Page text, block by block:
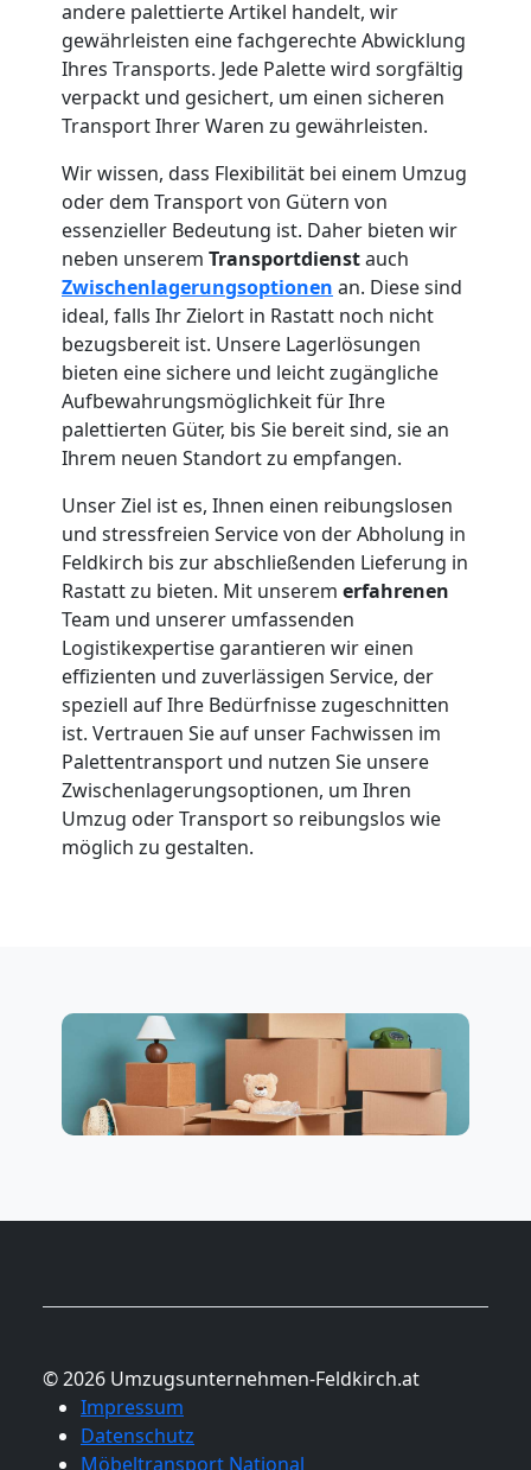
andere palettierte Artikel handelt, wir
gewährleisten eine fachgerechte Abwicklung
Ihres Transports. Jede Palette wird sorgfältig
verpackt und gesichert, um einen sicheren
Transport Ihrer Waren zu gewährleisten.
Wir wissen, dass Flexibilität bei einem Umzug
oder dem Transport von Gütern von
essenzieller Bedeutung ist. Daher bieten wir
neben unserem Transportdienstauch
Zwischenlagerungsoptionen an. Diese sind
ideal, falls Ihr Zielort in Rastatt noch nicht
bezugsbereit ist. Unsere Lagerlösungen
bieten eine sichere und leicht zugängliche
Aufbewahrungsmöglichkeit für Ihre
palettierten Güter, bis Sie bereit sind, sie an
Ihrem neuen Standort zu empfangen.
Unser Ziel ist es, Ihnen einen reibungslosen
und stressfreien Service von der Abholung in
Feldkirch bis zur abschließenden Lieferung in
Rastatt zu bieten. Mit unserem erfahrenen
Team und unserer umfassenden
Logistikexpertise garantieren wir einen
effizienten und zuverlässigen Service, der
speziell auf Ihre Bedürfnisse zugeschnitten
ist. Vertrauen Sie auf unser Fachwissen im
Palettentransport und nutzen Sie unsere
Zwischenlagerungsoptionen, um Ihren
Umzug oder Transport so reibungslos wie
möglich zu gestalten.
© 2026 Umzugsunternehmen-Feldkirch.at
Impressum
Datenschutz
Möbeltransport National